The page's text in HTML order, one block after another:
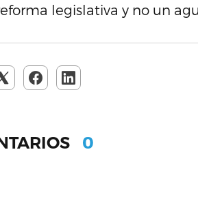
legislativa y no un
0